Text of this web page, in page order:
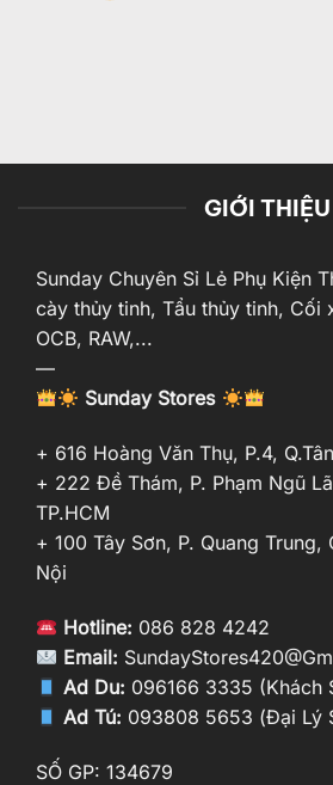
GIỚI THIỆU
Sunday Chuyên Sỉ Lẻ Phụ Kiện
cày thủy tinh, Tẩu thủy tinh, Cối
OCB, RAW,...
—
Sunday Stores
+ 616 Hoàng Văn Thụ, P.4,
+ 222 Đề Thám, P. Phạm Ngũ
TP.HCM
+ 100 Tây Sơn, P. Quang
Nội
Hotline: 086 828 4242
Email:
Ad Du: 096166 3335 (Khách
Ad Tú: 093808 5653 (Đại Lý
SỐ GP: 134679